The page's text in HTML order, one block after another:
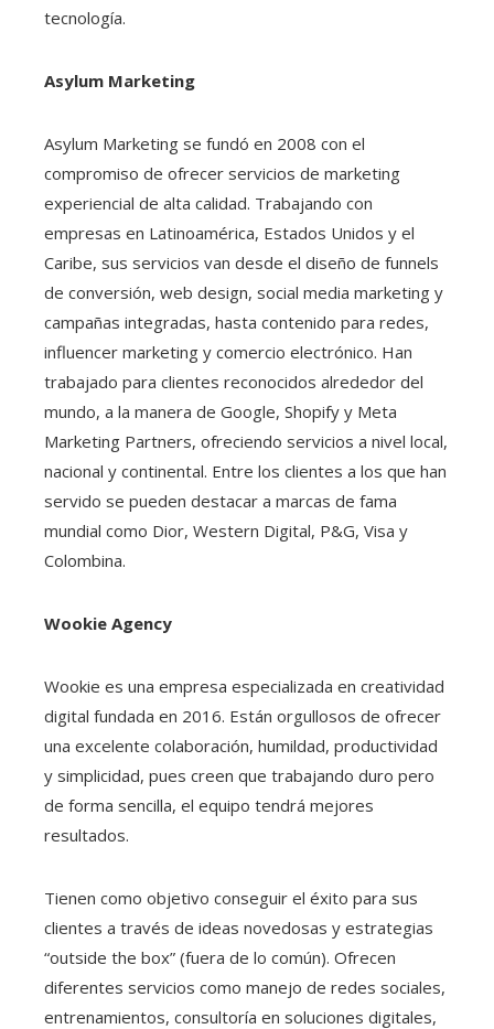
tecnología.
Asylum Marketing
Asylum Marketing se fundó en 2008 con el
compromiso de ofrecer servicios de marketing
experiencial de alta calidad. Trabajando con
empresas en Latinoamérica, Estados Unidos y el
Caribe, sus servicios van desde el diseño de funnels
de conversión, web design, social media marketing y
campañas integradas, hasta contenido para redes,
influencer marketing y comercio electrónico. Han
trabajado para clientes reconocidos alrededor del
mundo, a la manera de Google, Shopify y Meta
Marketing Partners, ofreciendo servicios a nivel local,
nacional y continental. Entre los clientes a los que han
servido se pueden destacar a marcas de fama
mundial como Dior, Western Digital, P&G, Visa y
Colombina.
Wookie Agency
Wookie es una empresa especializada en creatividad
digital fundada en 2016. Están orgullosos de ofrecer
una excelente colaboración, humildad, productividad
y simplicidad, pues creen que trabajando duro pero
de forma sencilla, el equipo tendrá mejores
resultados.
Tienen como objetivo conseguir el éxito para sus
clientes a través de ideas novedosas y estrategias
“outside the box” (fuera de lo común). Ofrecen
diferentes servicios como manejo de redes sociales,
entrenamientos, consultoría en soluciones digitales,